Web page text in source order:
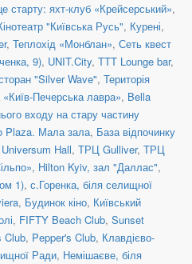
старту: яхт-клуб «Крейсерський»,
"Київська Русь", Курені,
, Теплохід «Монблан», Сеть квест
9), UNIT.City, TTT Lounge bar,
"Silver Wave", Територія
«Київ-Печерська лавра», Bella
входу на стару частину
Plaza. Мала зала, База відпочинку
Universum Hall, ТРЦ Gulliver, ТРЦ
, Hilton Kyiv, зал "Даллас",
1), с.Горенка, біля селищної
, Будинок кіно, Київський
, FIFTY Beach Club, Sunset
Club, Pepper's Club, Клавдієво-
Ради, Немішаєве, біля